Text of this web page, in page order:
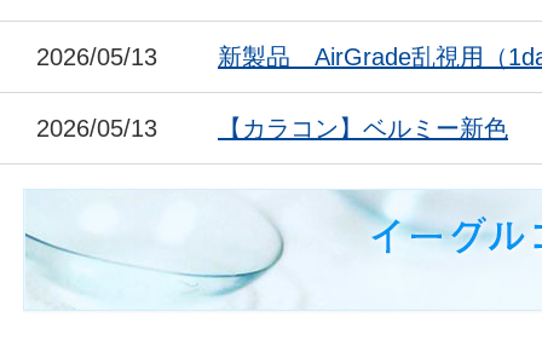
2026/05/13 新製品 AirGrade乱視用（
2026/05/13 【カラコン】ベルミー新色